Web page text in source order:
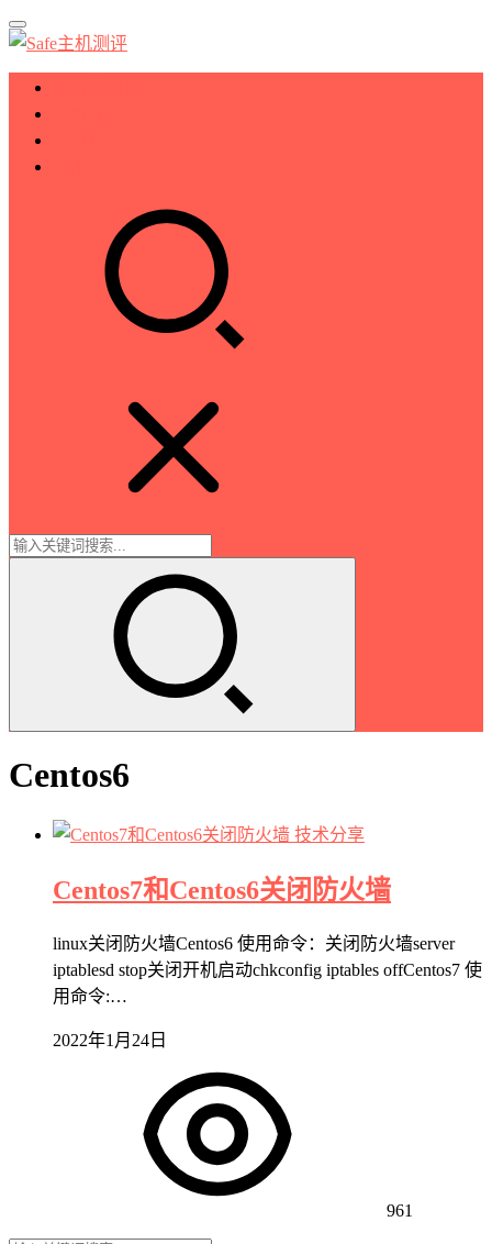
Centos6
技术分享
Centos7和Centos6关闭防火墙
linux关闭防火墙Centos6 使用命令：关闭防火墙server
iptablesd stop关闭开机启动chkconfig iptables offCentos7 使
用命令:…
2022年1月24日
961